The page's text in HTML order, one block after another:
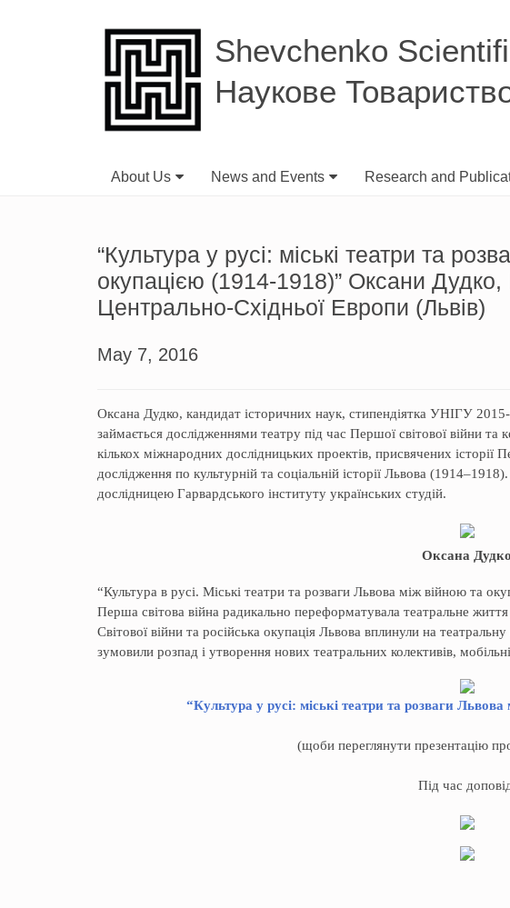
Shevchenko
Наукове
About Us News and Events Research and
“Культура у русі: міські театри та
окупацією (1914-1918)” Оксани Дудко,
Центрально-Східньої Европи (Львів)
May 7, 2016
Оксана Дудко, кандидат історичних наук, стипендіятка УНІГУ
займається дослідженнями театру під час Першої світової війни
кількох міжнародних дослідницьких проектів, присвячених історії
дослідження по культурній та соціальній історії Львова
дослідницею Гарвардського інституту українських студій.
Оксана Дудко
“Культура в русі. Міські театри та розваги Львова між війною та
Перша світова війна радикально переформатувала театральне
Світової війни та російська окупація Львова вплинули на
зумовили розпад і утворення нових театральних колективів,
“Культура у русі: міські театри та розваги
(щоби переглянути презентацію
Під час